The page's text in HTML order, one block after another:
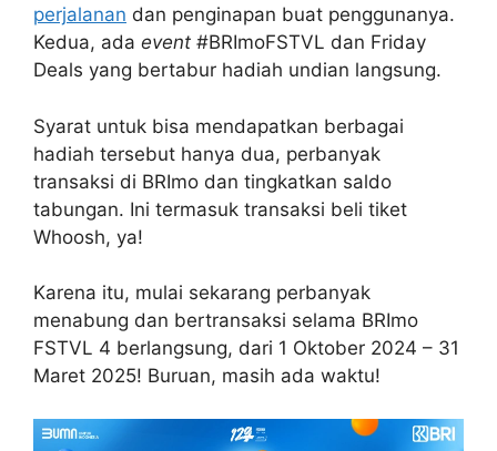
perjalanan dan penginapan buat penggunanya.
Kedua, ada event #BRImoFSTVL dan Friday
Deals yang bertabur hadiah undian langsung.
Syarat untuk bisa mendapatkan berbagai
hadiah tersebut hanya dua, perbanyak
transaksi di BRImo dan tingkatkan saldo
tabungan. Ini termasuk transaksi beli tiket
Whoosh, ya!
Karena itu, mulai sekarang perbanyak
menabung dan bertransaksi selama BRImo
FSTVL 4 berlangsung, dari 1 Oktober 2024 – 31
Maret 2025! Buruan, masih ada waktu!